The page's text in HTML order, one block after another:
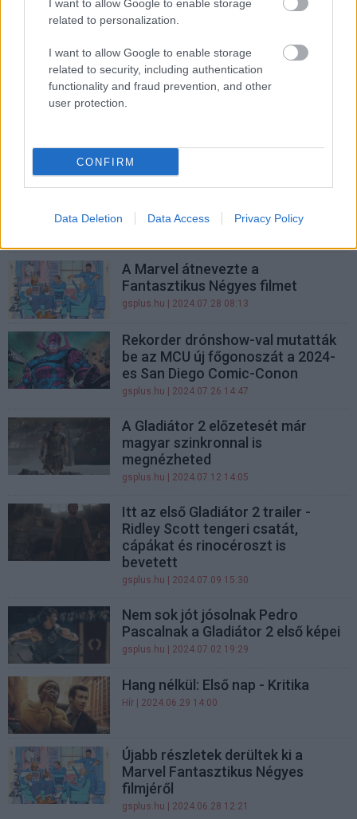
I want to allow Google to enable storage
related to personalization.
I want to allow Google to enable storage
related to security, including authentication
functionality and fraud prevention, and other
user protection.
CONFIRM
Data Deletion Data Access Privacy Policy
gsplus.hu| 2024.11.12 21:29
Ilyen szinkronhangokkal jön a
Gladiátor 2
Hír | 2024.10.28 21:00
győzik dicsérni Ridley Scottot
gsplus.hu
Fantasztikus Négyes filmben
A Marvel átnevezte a
Fantasztikus Négyes filmet
gsplus.hu | 2024.07.28 08:13
Rekorder drónshow-val mutatták
be az MCU új főgonoszát a 2024-
es San Diego Comic-Conon
gsplus.hu | 2024.07.26 14:47
A Gladiátor 2 előzetesét már
magyar szinkronnal is
megnézheted
gsplus.hu | 2024.07.12 14:05
Itt az első Gladiátor 2 trailer -
Ridley Scott tengeri csatát,
cápákat és rinocéroszt is
bevetett
gsplus.hu | 2024.07.09 15:30
Nem sok jót jósolnak Pedro
Pascalnak a Gladiátor 2 első képei
gsplus.hu | 2024.07.02 19:29
Hang nélkül: Első nap - Kritika
Hír | 2024.06.29 14:00
Újabb részletek derültek ki a
Marvel Fantasztikus Négyes
filmjéről
gsplus.hu | 2024.06.28 12:21